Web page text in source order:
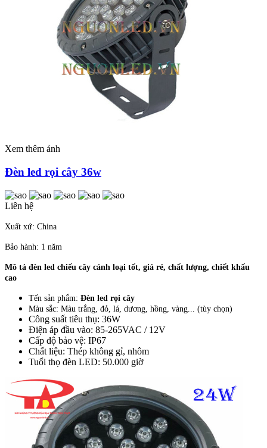
Xem thêm ảnh
Đèn led rọi cây 36w
Liên hệ
Xuất xứ: China
Bảo hành: 1 năm
Mô tả đèn led chiếu cây cảnh loại tốt, giá rẻ, chất lượng, chiết khấu
cao
Tến sản phẩm: Đèn led rọi cây
Màu sắc: Màu trắng, đỏ, lá, dương, hồng, vàng... (tùy chọn)
Công suất tiêu thụ: 36W
Điện áp đầu vào: 85-265VAC / 12V
Cấp độ bảo vệ: IP67
Chất liệu: Thép không gỉ, nhôm
Tuổi thọ đèn LED: 50.000 giờ